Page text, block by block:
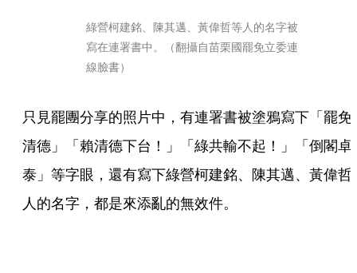
綠營柯建銘、陳其邁、黃偉哲等人的名字被
寫在連署書中。（翻攝自苗栗國罷免立委連
線臉書）
只見罷團分享的照片中，有連署書被塗鴉寫下「罷免
清德」「賴清德下台！」「綠共輸不起！」「倒閣卓
泰」等字眼，還有寫下綠營柯建銘、陳其邁、黃偉哲
人的名字，都是來添亂的無效件。